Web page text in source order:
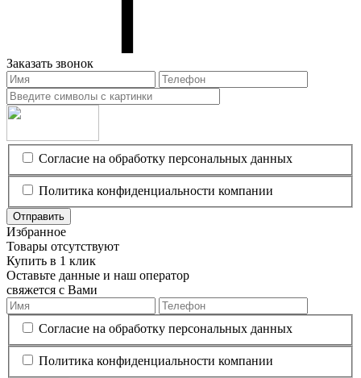
Заказать звонок
Согласие на обработку персональных данных
Политика конфиденциальности компании
Отправить
Избранное
Товары отсутствуют
Купить в 1 клик
Оставьте данные и наш оператор
свяжется с Вами
Согласие на обработку персональных данных
Политика конфиденциальности компании